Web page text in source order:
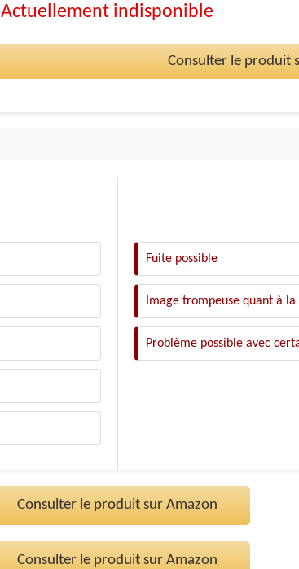
Actuellement indisponible
Consulter le produit
Fuite possible
Image trompeuse quant à
Problème possible avec
Consulter le produit sur Amazon
Consulter le produit sur Amazon